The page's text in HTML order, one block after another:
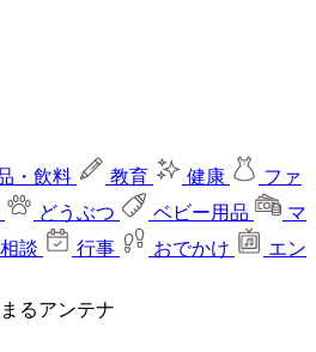
・飲料 教育 健康
ファ
どうぶつ ベビー用品
マ
談 行事 おでかけ
エン
るアンテナ